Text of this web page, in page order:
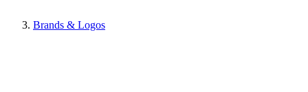
Brands & Logos